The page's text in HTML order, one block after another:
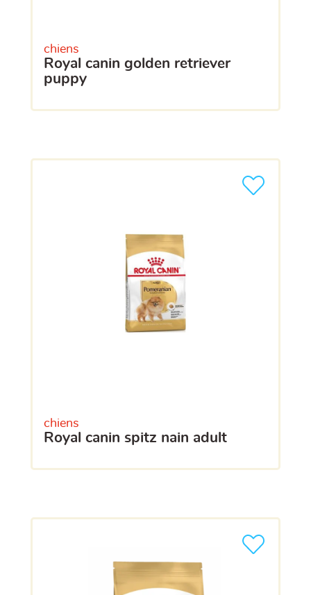
chiens
royal canin golden retriever
puppy
chiens
royal canin spitz nain adult